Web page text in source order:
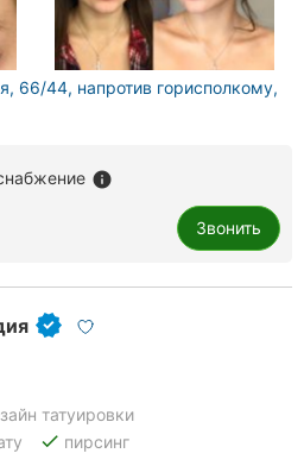
66/44, напротив горисполкому,
info
Звонить
татуировки
done пирсинг